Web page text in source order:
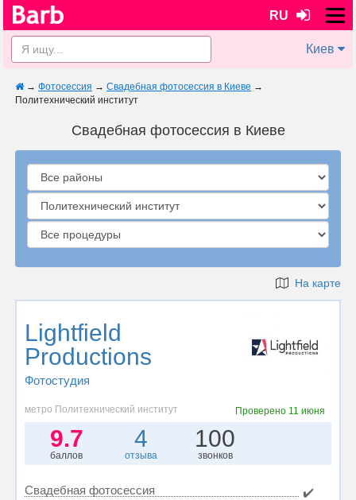
RU
Киев
→ Фотосессия → Свадебная фотосессия в Киеве →
Политехнический институт
Свадебная фотосессия в Киеве
На карте
Lightfield
Productions
Фотостудия
метро Политехнический институт Проверено 11 июня
9.7
баллов
4
отзыва
100
звонков
Свадебная фотосессия ✔️